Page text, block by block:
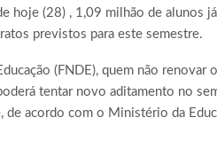
hoje (28) , 1,09 milhão de alunos
previstos para este semestre.
(FNDE), quem não renovar
tentar novo aditamento no
acordo com o Ministério da